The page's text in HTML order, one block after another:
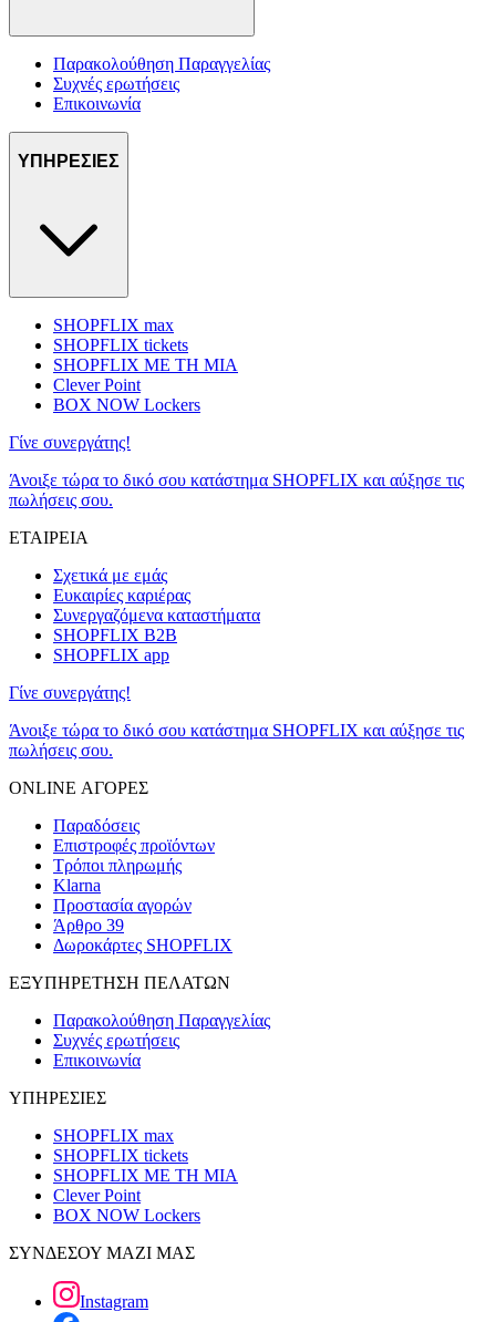
Παρακολούθηση Παραγγελίας
Συχνές ερωτήσεις
Επικοινωνία
ΥΠΗΡΕΣΙΕΣ
SHOPFLIX max
SHOPFLIX tickets
SHOPFLIX ΜΕ ΤΗ ΜΙΑ
Clever Point
BOX NOW Lockers
Γίνε συνεργάτης!
Άνοιξε τώρα το δικό σου κατάστημα SHOPFLIX και αύξησε τις
πωλήσεις σου.
ΕΤΑΙΡΕΙΑ
Σχετικά με εμάς
Ευκαιρίες καριέρας
Συνεργαζόμενα καταστήματα
SHOPFLIX B2B
SHOPFLIX app
Γίνε συνεργάτης!
Άνοιξε τώρα το δικό σου κατάστημα SHOPFLIX και αύξησε τις
πωλήσεις σου.
ONLINE ΑΓΟΡΕΣ
Παραδόσεις
Επιστροφές προϊόντων
Τρόποι πληρωμής
Klarna
Προστασία αγορών
Άρθρο 39
Δωροκάρτες SHOPFLIX
ΕΞΥΠΗΡΕΤΗΣΗ ΠΕΛΑΤΩΝ
Παρακολούθηση Παραγγελίας
Συχνές ερωτήσεις
Επικοινωνία
ΥΠΗΡΕΣΙΕΣ
SHOPFLIX max
SHOPFLIX tickets
SHOPFLIX ΜΕ ΤΗ ΜΙΑ
Clever Point
BOX NOW Lockers
ΣΥΝΔΕΣΟΥ ΜΑΖΙ ΜΑΣ
Instagram